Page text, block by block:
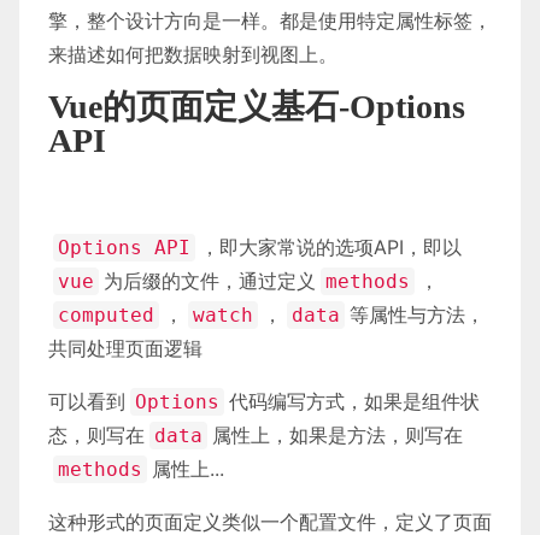
擎，整个设计方向是一样。都是使用特定属性标签，
来描述如何把数据映射到视图上。
Vue的页面定义基石-Options
API
Options API ，即大家常说的选项API，即以
vue 为后缀的文件，通过定义 methods ，
computed ， watch ， data 等属性与方法，
共同处理页面逻辑
可以看到 Options 代码编写方式，如果是组件状
态，则写在 data 属性上，如果是方法，则写在
methods 属性上...
这种形式的页面定义类似一个配置文件，定义了页面